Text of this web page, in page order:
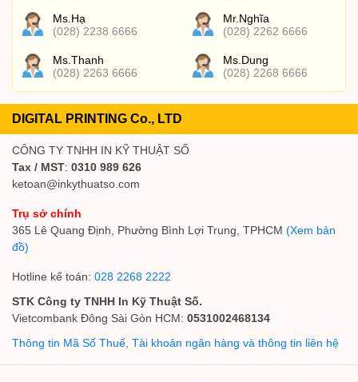
Ms.Hạ
(028) 2238 6666
Mr.Nghĩa
(028) 2262 6666
Ms.Thanh
(028) 2263 6666
Ms.Dung
(028) 2268 6666
DIGITAL PRINTING Co., LTD
CÔNG TY TNHH IN KỸ THUẬT SỐ
Tax / MST: 0310 989 626
ketoan@inkythuatso.com
Trụ sở chính
365 Lê Quang Định, Phường Bình Lợi Trung, TPHCM (Xem bản
đồ)
Hotline kế toán: 028 2268 2222
STK Công ty TNHH In Kỹ Thuật Số.
Vietcombank Đông Sài Gòn HCM: 0531002468134
Thông tin Mã Số Thuế, Tài khoản ngân hàng và thông tin liên hệ